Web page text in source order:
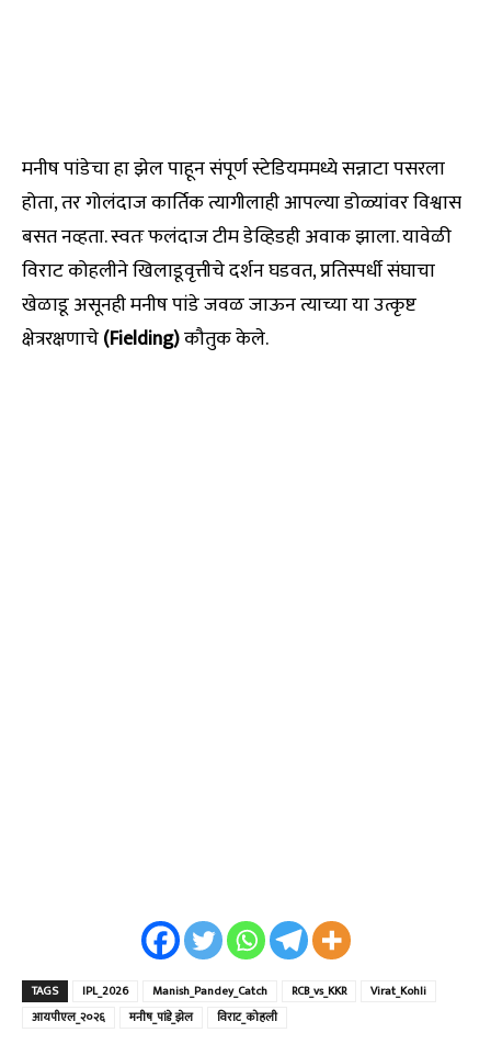
मनीष पांडेचा हा झेल पाहून संपूर्ण स्टेडियममध्ये सन्नाटा पसरला
होता, तर गोलंदाज कार्तिक त्यागीलाही आपल्या डोळ्यांवर विश्वास
बसत नव्हता. स्वतः फलंदाज टीम डेव्हिडही अवाक झाला. यावेळी
विराट कोहलीने खिलाडूवृत्तीचे दर्शन घडवत, प्रतिस्पर्धी संघाचा
खेळाडू असूनही मनीष पांडे जवळ जाऊन त्याच्या या उत्कृष्ट
क्षेत्ररक्षणाचे(Fielding)कौतुक केले.
TAGS IPL_2026 Manish_Pandey_Catch RCB_vs_KKR
Virat_Kohli
आयपीएल_२०२६
मनीष_पांडे_झेल विराट_कोहली